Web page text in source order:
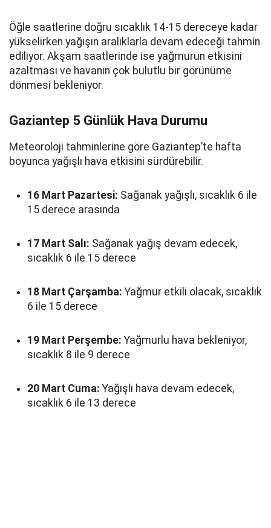
Öğle saatlerine doğru sıcaklık 14-15 dereceye kadar
yükselirken yağışın aralıklarla devam edeceği tahmin
ediliyor. Akşam saatlerinde ise yağmurun etkisini
azaltması ve havanın çok bulutlu bir görünüme
dönmesi bekleniyor.
Gaziantep 5 Günlük Hava Durumu
Meteoroloji tahminlerine göre Gaziantep’te hafta
boyunca yağışlı hava etkisini sürdürebilir.
16 Mart Pazartesi: Sağanak yağışlı, sıcaklık 6 ile
15 derece arasında
17 Mart Salı: Sağanak yağış devam edecek,
sıcaklık 6 ile 15 derece
18 Mart Çarşamba: Yağmur etkili olacak, sıcaklık
6 ile 15 derece
19 Mart Perşembe: Yağmurlu hava bekleniyor,
sıcaklık 8 ile 9 derece
20 Mart Cuma: Yağışlı hava devam edecek,
sıcaklık 6 ile 13 derece